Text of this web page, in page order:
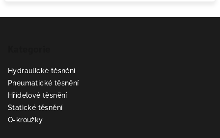
Hydraulické těsnění
Pneumatické těsnění
Hřídelové těsnění
Statické těsnění
O-kroužky